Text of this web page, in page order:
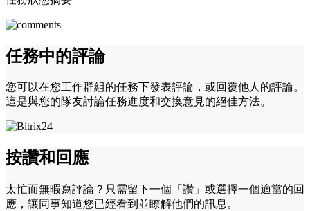
任務中的評論
您可以在您工作群組的任務下發表評論，或回覆他人的評論。
這是與您的隊友討論任務進度和交換意見的絕佳方法。
按讚和回應
太忙而無暇寫評論？只需留下一個「讚」或選擇一個適當的回
應，讓同事知道您已經看到並瞭解他們的訊息。